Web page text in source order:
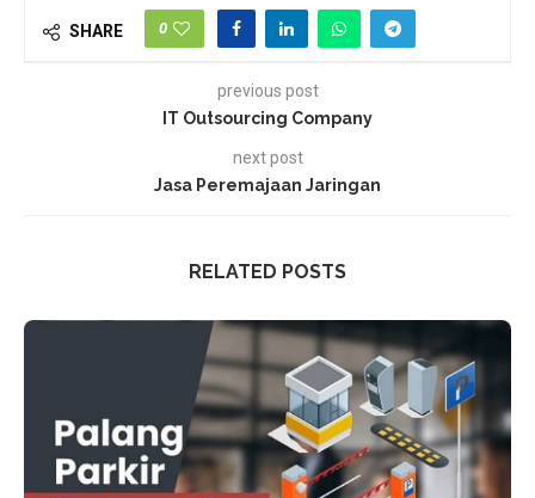
SHARE 0
previous post
IT Outsourcing Company
next post
Jasa Peremajaan Jaringan
RELATED POSTS